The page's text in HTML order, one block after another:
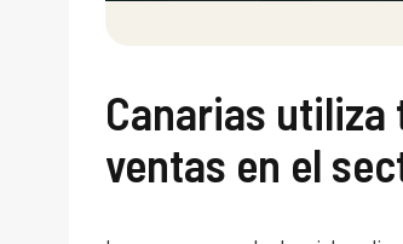
Canarias
ventas en el